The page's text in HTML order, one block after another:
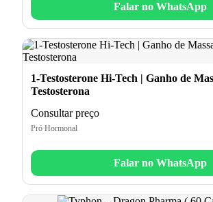
Falar no WhatsApp
1-Testosterone Hi-Tech | Ganho de
Testosterona
Consultar preço
Pró Hormonal
Falar no WhatsApp